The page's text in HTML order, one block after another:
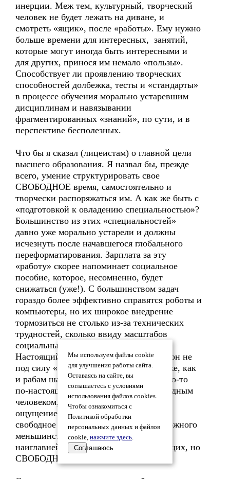
инерции. Меж тем, культурный, творческий
человек не будет лежать на диване, и
смотреть «ящик», после «работы». Ему нужно
больше времени для интересных, занятий,
которые могут иногда быть интересными и
для других, принося им немало «пользы».
Способствует ли проявлению творческих
способностей долбежка, тесты и «стандарты»
в процессе обучения морально устаревшим
дисциплинам и навязывании
фрагментированных «знаний», по сути, и в
перспективе бесполезных.
Что бы я сказал (лицеистам) о главной цели
высшего образования. Я назвал бы, прежде
всего, умение структурировать свое
СВОБОДНОЕ время, самостоятельно и
творчески распоряжаться им. А как же быть с
«подготовкой к овладению специальностью»?
Большинство из этих «специальностей»
давно уже морально устарели и должны
исчезнуть после начавшегося глобального
переформатирования. Зарплата за эту
«работу» скорее напоминает социальное
пособие, которое, несомненно, будет
снижаться (уже!). С большинством задач
гораздо более эффективно справятся роботы и
компьютеры, но их широкое внедрение
тормозиться не столько из-за технических
трудностей, сколько ввиду масштабов
социальных последствий.
Настоящий труд – творческий труд. А он не
под силу «офисному планктону», так же, как
и рабам шарашек. Чтобы придумать что-то
по-настоящему новое, надо быть свободным
человеком, но не только жить с таким
ощущением, но и иметь действительно
свободное время. Пусть это удил ничтожного
меньшинства, но по важности – это
наиглавнейший сегмент – не РАБотающих, но
СВОБОДНЫХ.
Мы используем файлы cookie
для улучшения работы сайта.
Оставаясь на сайте, вы
соглашаетесь с условиями
использования файлов cookies.
Чтобы ознакомиться с
Политикой обработки
персональных данных и файлов
cookie, нажмите здесь.
Соглашаюсь